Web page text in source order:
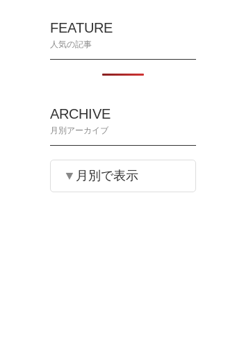
FEATURE
人気の記事
ARCHIVE
月別アーカイブ
月別で表示